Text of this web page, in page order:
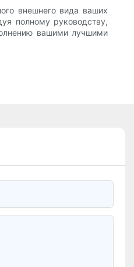
внешнего вида ваших
полному руководству,
вашими лучшими